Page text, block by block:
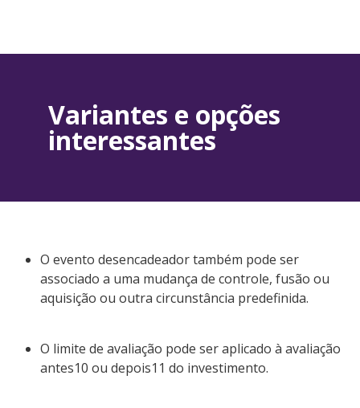
Variantes e opções
interessantes
O evento desencadeador também pode ser
associado a uma mudança de controle, fusão ou
aquisição ou outra circunstância predefinida.
O limite de avaliação pode ser aplicado à avaliação
antes10 ou depois11 do investimento.